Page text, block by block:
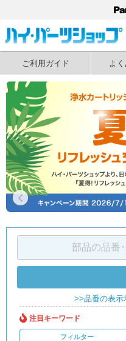
ご利用ガイド よ
>>品番の表示
注目キーワード
フィルター